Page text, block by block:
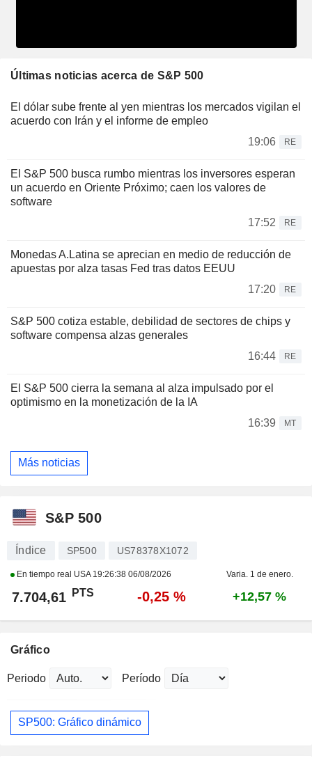
Últimas noticias acerca de S&P 500
El dólar sube frente al yen mientras los mercados vigilan el
acuerdo con Irán y el informe de empleo
19:06
RE
El S&P 500 busca rumbo mientras los inversores esperan
un acuerdo en Oriente Próximo; caen los valores de
software
17:52
RE
Monedas A.Latina se aprecian en medio de reducción de
apuestas por alza tasas Fed tras datos EEUU
17:20
RE
S&P 500 cotiza estable, debilidad de sectores de chips y
software compensa alzas generales
16:44
RE
El S&P 500 cierra la semana al alza impulsado por el
optimismo en la monetización de la IA
16:39
MT
Más noticias
S&P 500
Índice SP500 US78378X1072
En tiempo real USA 19:26:38 06/08/2026 Varia. 1 de enero.
7.704,61 PTS -0,25 % +12,57 %
Gráfico
Periodo Período
SP500: Gráfico dinámico